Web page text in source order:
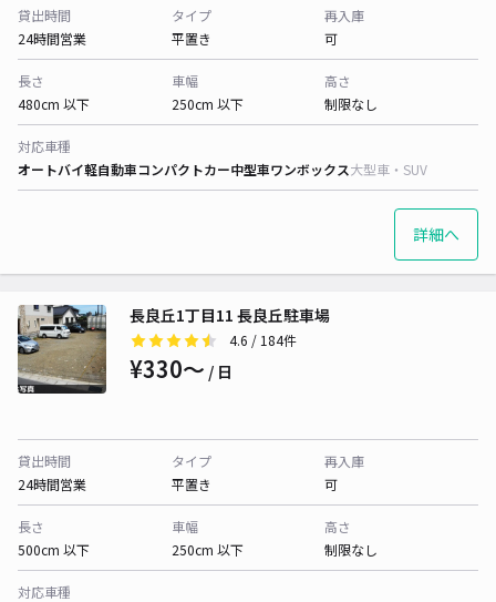
貸出時間
24時間営業
タイプ
平置き
再入庫
可
長さ
480cm 以下
車幅
250cm 以下
高さ
制限なし
対応車種
オートバイ軽自動車コンパクトカー中型車ワンボックス大型車・SUV
詳細へ
長良丘1丁目11 長良丘駐車場
4.6 / 184件
¥330〜 / 日
貸出時間
24時間営業
タイプ
平置き
再入庫
可
長さ
500cm 以下
車幅
250cm 以下
高さ
制限なし
対応車種